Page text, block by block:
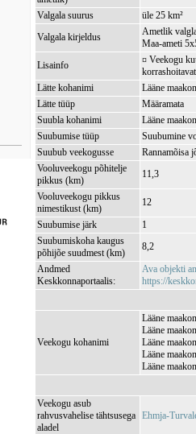
Valgala suurus
üle 25 km²
Valgala kirjeldus
Ametlik
Maa-ameti
Lisainfo
¤ Veekogu
Lätte kohanimi
Lääne
Lätte tüüp
Määramata
Suubla kohanimi
Lääne
Suubumise tüüp
Suubumine
Suubub veekogusse
Rannamõisa
Vooluveekogu põhitelje
pikkus (km)
11,3
Vooluveekogu pikkus
nimestikust (km)
12
Suubumise järk
1
Suubumiskoha kaugus
põhijõe suudmest (km)
8,2
Andmed
Keskkonnaportaalis:
Ava objekti
https://
Veekogu kohanimi
Lääne
Lääne
Lääne
Lääne
Lääne
Veekogu asub
rahvusvahelise tähtsusega
aladel
Ehmja-